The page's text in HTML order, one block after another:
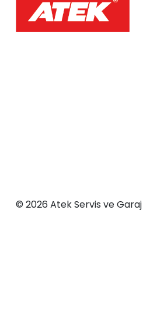
© 2026 Atek Servis ve Garaj